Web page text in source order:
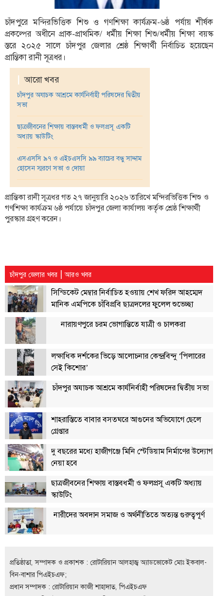
উপ-
সম্পাদকীয়
কৃষি
ও
প্রকৃতি
অপরাধ
চাঁদপুর
জেলার
খবর
প্রবাস
প্রযুক্তি
মতামত
ধর্ম
ক্যাম্পাস
সাহিত্য
ও
সংস্কৃতি
নারী
ও
শিশু
ভ্রমণ
লাইফস্টাইল
এক্সক্লুসিভ
সোস্যাল
মিডিয়া
গণমাধ্যম
ইতিহাস
কথা
কয়
চাকুরি
সৌখিন
ফটোগ্রাফার
চাঁদপুরে মন্দিরভিত্তিক শিশু ও গণশিক্ষা কার্যক্রম-৬ষ্ঠ পর্যায় শীর্ষক
প্রকল্পের অধীনে প্রাক-প্রাথমিক/ ধর্মীয় শিক্ষা শিশু/ধর্মীয় শিক্ষা বয়স্ক
স্তরে ২০২৫ সালে চাঁদপুর জেলার শ্রেষ্ঠ শিক্ষার্থী নির্বাচিত হয়েছেন
প্রান্তিকা রানী সূত্রধর।
আরো খবর
চাঁদপুর অযাচক আশ্রমে কার্যনির্বাহী পরিষদের দ্বিতীয়
সভা
ছাত্রজীবনের শিক্ষায় বাস্তবধর্মী ও ফলপ্রসূ একটি
অধ্যায় স্কাউটিং
এসএসসি ৯৭ ও এইচএসসি ৯৯ ব্যাচের বন্ধু সাদ্দাম
হোসেন স্মরণে সভা ও দোয়া
প্রান্তিকা রানী সূত্রধর গত ২৭ জানুয়ারি ২০২৬ তারিখে মন্দিরভিত্তিক শিশু ও
গণশিক্ষা কার্যক্রম ৬ষ্ঠ পর্যায়ে চাঁদপুর জেলা কার্যালয় কর্তৃক শ্রেষ্ঠ শিক্ষার্থী
পুরস্কার গ্রহণ করেন।
চাঁদপুর জেলার খবর | আরও খবর
সিন্ডিকেট মেম্বার নির্বাচিত হওয়ায় শেখ ফরিদ আহম্মেদ
মানিক এমপিকে চাঁবিপ্রবি ছাত্রদলের ফুলেল শুভেচ্ছা
নারায়ণপুরে চরম ভোগান্তিতে যাত্রী ও চালকরা
লক্ষাধিক দর্শকের ভিড়ে আলোচনার কেন্দ্রবিন্দু ‘পিলারের
সেই কিশোর’
চাঁদপুর অযাচক আশ্রমে কার্যনির্বাহী পরিষদের দ্বিতীয় সভা
শাহরাস্তিতে বাবার বসতঘরে আগুনের অভিযোগে ছেলে
গ্রেপ্তার
দু বছরের মধ্যে হাজীগঞ্জে মিনি স্টেডিয়াম নির্মাণের উদ্যোগ
নেয়া হবে
ছাত্রজীবনের শিক্ষায় বাস্তবধর্মী ও ফলপ্রসূ একটি অধ্যায়
স্কাউটিং
নারীদের অবদান সমাজ ও অর্থনীতিতে অত্যন্ত গুরুত্বপূর্ণ
প্রতিষ্ঠাতা, সম্পাদক ও প্রকাশক : রোটারিয়ান আলহাজ্ব অ্যাডভোকেট মোঃ ইকবাল-
বিন-বাশার পিএইচএফ;
প্রধান সম্পাদক : রোটারিয়ান কাজী শাহাদাত, পিএইচএফ